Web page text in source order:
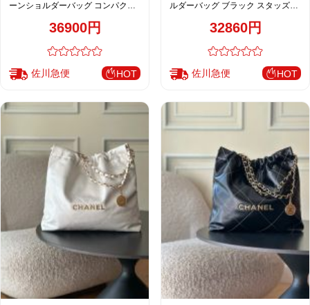
ーンショルダーバッグ コンパクト
36900円
佐川急便 HOT
ルダーバッグ ブラック スタッズキ
32860円
佐川急便 HOT